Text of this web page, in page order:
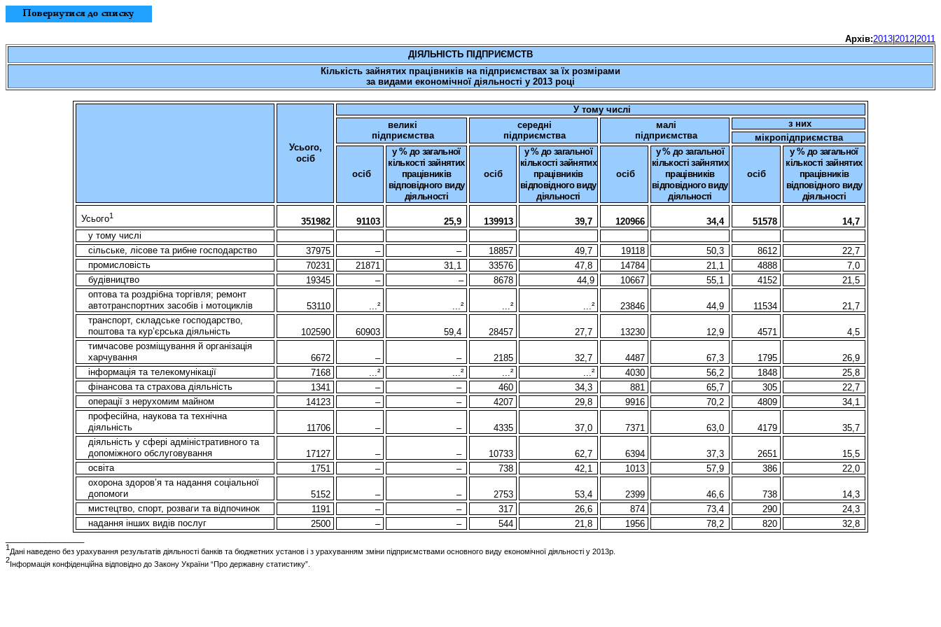
Архів:2013 2012 2011
ДІЯЛЬНІСТЬ ПІДПРИЄМСТВ
Кількість зайнятих працівників на підприємствах за їх розмірами
за видами економічної діяльності у 2013 році
Усього,
осіб
У тому числі
великі
підприємства
середні
підприємства
малі
підприємства
з них
мікропідприємства
осіб
у % до загальної
кількості зайнятих
працівників
відповідного виду
діяльності
осіб
у % до загальної
кількості зайнятих
працівників
відповідного виду
діяльності
осіб
у % до загальної
кількості зайнятих
працівників
відповідного виду
діяльності
осіб
у % до загальної
кількості зайнятих
працівників
відповідного виду
діяльності
Усього1
351982 91103 25,9 139913 39,7 120966 34,4 51578
14,7
у тому числі
сільське, лісове та рибне господарство
37975 – – 18857 49,7 19118 50,3 8612
22,7
промисловість
70231 21871 31,1 33576 47,8 14784 21,1 4888
7,0
будівництво
19345 – – 8678 44,9 10667 55,1 4152
21,5
оптова та роздрібна торгівля; ремонт
автотранспортних засобів і мотоциклів
53110 ...² ...² ...² ...² 23846 44,9 11534
21,7
транспорт, складське господарство,
поштова та кур’єрська діяльність
102590 60903 59,4 28457 27,7 13230 12,9 4571
4,5
тимчасове розміщування й організація
харчування
6672 – – 2185 32,7 4487 67,3 1795
26,9
інформація та телекомунікації
7168 ...² ...² ...² ...² 4030 56,2 1848
25,8
фінансова та страхова діяльність
1341 – – 460 34,3 881 65,7 305
22,7
операції з нерухомим майном
14123 – – 4207 29,8 9916 70,2 4809
34,1
професійна, наукова та технічна
діяльність
11706 – – 4335 37,0 7371 63,0 4179
35,7
діяльність у сфері адміністративного та
допоміжного обслуговування
17127 – – 10733 62,7 6394 37,3 2651
15,5
освіта
1751 – – 738 42,1 1013 57,9 386
22,0
охорона здоров’я та надання соціальної
допомоги
5152 – – 2753 53,4 2399 46,6 738
14,3
мистецтво, спорт, розваги та відпочинок
1191 – – 317 26,6 874 73,4 290
24,3
надання інших видів послуг
2500 – – 544 21,8 1956 78,2 820
32,8
1
Дані наведено без урахування результатів діяльності банків та бюджетних установ і з урахуванням зміни підприємствами основного виду економічної діяльності у 2013р.
2
Інформація конфіденційна відповідно до Закону України “Про державну статистику”.